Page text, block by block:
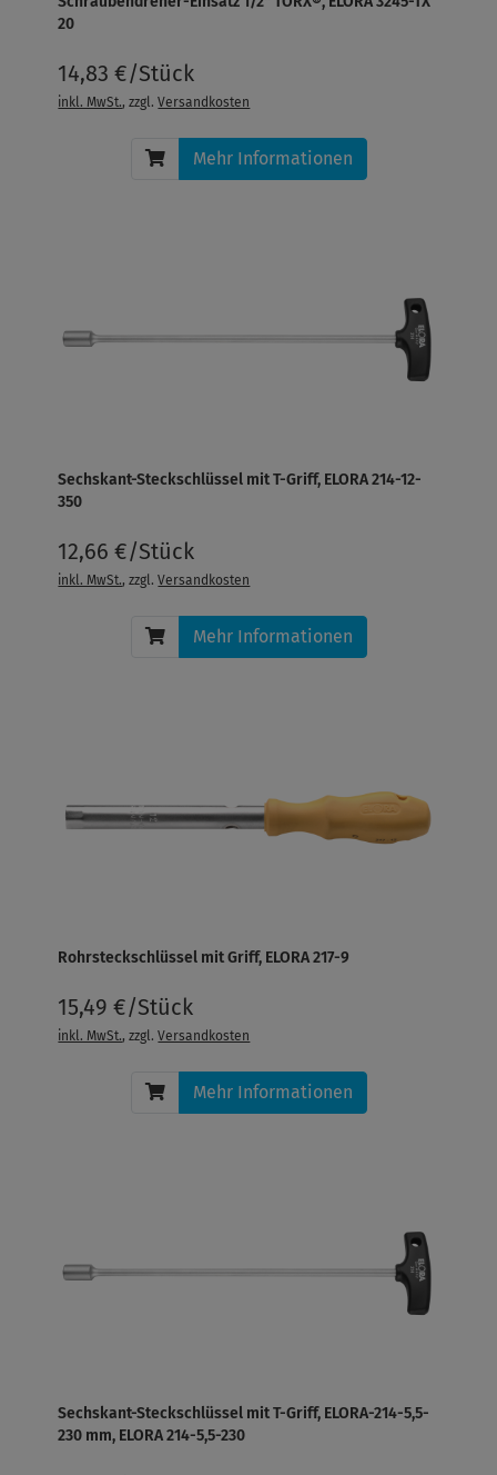
20
14,83 €/Stück
inkl. MwSt., zzgl.Versandkosten
Mehr Informationen
Sechskant-Steckschlüssel mit T-Griff, ELORA 214-12-
350
12,66 €/Stück
inkl. MwSt., zzgl.Versandkosten
Mehr Informationen
Rohrsteckschlüssel mit Griff, ELORA 217-9
15,49 €/Stück
inkl. MwSt., zzgl.Versandkosten
Mehr Informationen
Sechskant-Steckschlüssel mit T-Griff, ELORA-214-5,5-
230 mm, ELORA 214-5,5-230